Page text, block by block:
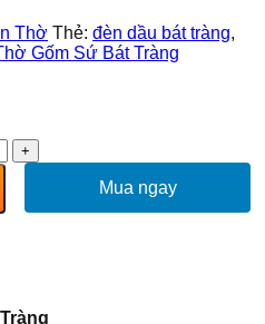
Thờ Thẻ: đèn dầu bát tràng,
Gốm Sứ Bát Tràng
Mua ngay